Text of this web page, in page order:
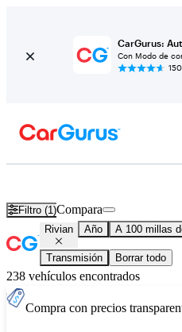
CarGurus:
Con Modo de
Filtro (1)Compara
Rivian Año A 100 millas
Transmisión Borrar todo
238 vehículos encontrados
Compra con precios